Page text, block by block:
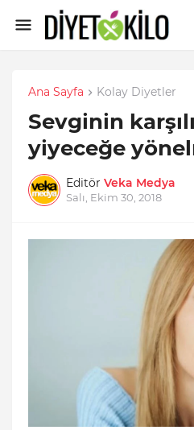
Ana Sayfa Kolay Diyetler
Sevginin
yiyeceğe
Editör Veka Medya
Salı, Ekim 30, 2018